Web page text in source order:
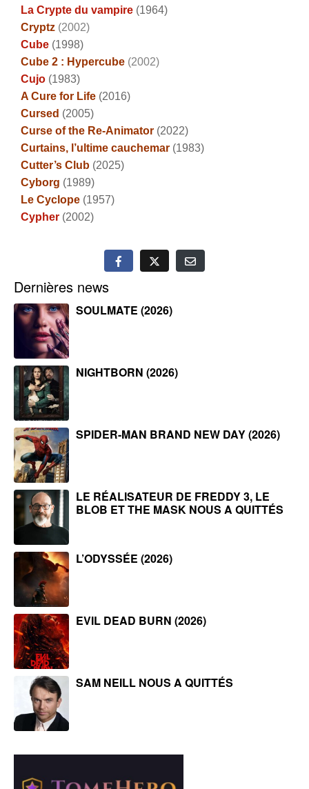
La Crypte du vampire (1964)
Cryptz (2002)
Cube (1998)
Cube 2 : Hypercube (2002)
Cujo (1983)
A Cure for Life (2016)
Cursed (2005)
Curse of the Re-Animator (2022)
Curtains, l’ultime cauchemar (1983)
Cutter’s Club (2025)
Cyborg (1989)
Le Cyclope (1957)
Cypher (2002)
Dernières news
SOULMATE (2026)
NIGHTBORN (2026)
SPIDER-MAN BRAND NEW DAY (2026)
LE RÉALISATEUR DE FREDDY 3, LE
BLOB ET THE MASK NOUS A QUITTÉS
L’ODYSSÉE (2026)
EVIL DEAD BURN (2026)
SAM NEILL NOUS A QUITTÉS